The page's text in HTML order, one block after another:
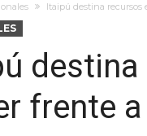
Itaipú destina recursos
frente